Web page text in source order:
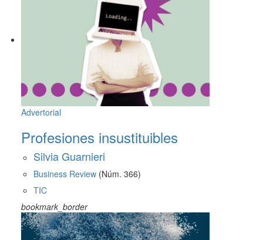
Advertorial
Profesiones insustituibles
Silvia Guarnieri
Business Review (Núm. 366)
TIC
bookmark_border